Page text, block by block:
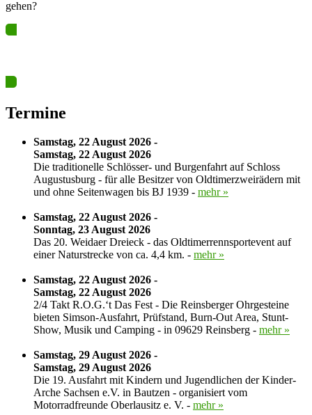
gehen?
Termine
Samstag, 22 August 2026 -
Samstag, 22 August 2026
Die traditionelle Schlösser- und Burgenfahrt auf Schloss
Augustusburg - für alle Besitzer von Oldtimerzweirädern mit
und ohne Seitenwagen bis BJ 1939 - mehr »
Samstag, 22 August 2026 -
Sonntag, 23 August 2026
Das 20. Weidaer Dreieck - das Oldtimerrennsportevent auf
einer Naturstrecke von ca. 4,4 km. - mehr »
Samstag, 22 August 2026 -
Samstag, 22 August 2026
2/4 Takt R.O.G.‘t Das Fest - Die Reinsberger Ohrgesteine
bieten Simson-Ausfahrt, Prüfstand, Burn-Out Area, Stunt-
Show, Musik und Camping - in 09629 Reinsberg - mehr »
Samstag, 29 August 2026 -
Samstag, 29 August 2026
Die 19. Ausfahrt mit Kindern und Jugendlichen der Kinder-
Arche Sachsen e.V. in Bautzen - organisiert vom
Motorradfreunde Oberlausitz e. V. - mehr »